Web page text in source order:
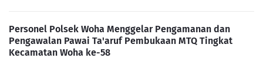
Personel Polsek Woha Menggelar Pengamanan dan
Pengawalan Pawai Ta'aruf Pembukaan MTQ Tingkat
Kecamatan Woha ke-58